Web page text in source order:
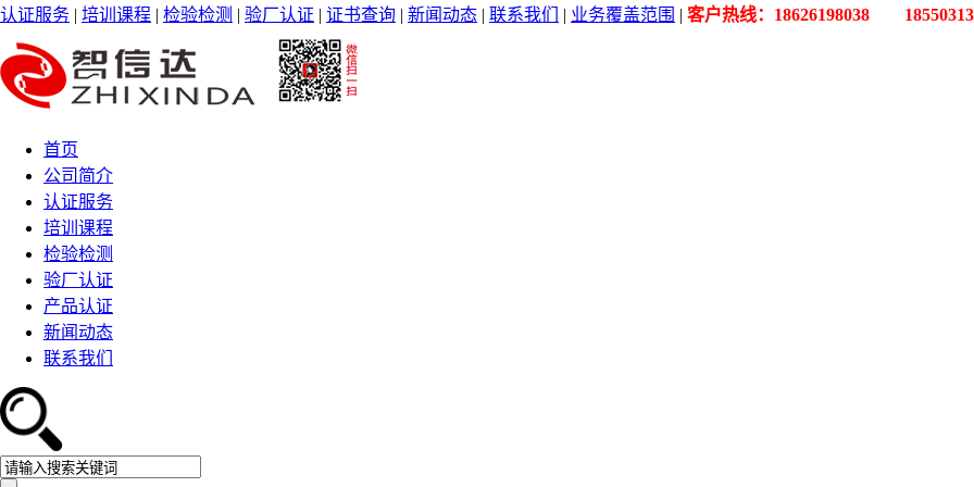
认证服务 | 培训课程 | 检验检测 | 验厂认证 | 证书查询 | 新闻动态 | 联系我们 | 业务覆盖范围 | 客户热线：18626198038
首页
公司简介
认证服务
培训课程
检验检测
验厂认证
产品认证
新闻动态
联系我们